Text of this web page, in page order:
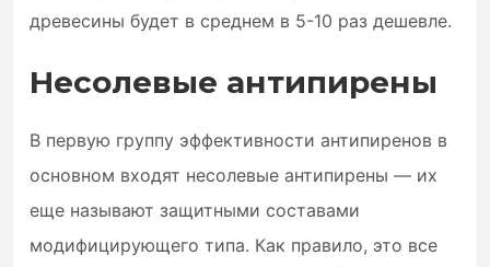
древесины будет в среднем в 5-10 раз дешевле.
Несолевые антипирены
В первую группу эффективности антипиренов в
основном входят несолевые антипирены — их
еще называют защитными составами
модифицирующего типа. Как правило, это все